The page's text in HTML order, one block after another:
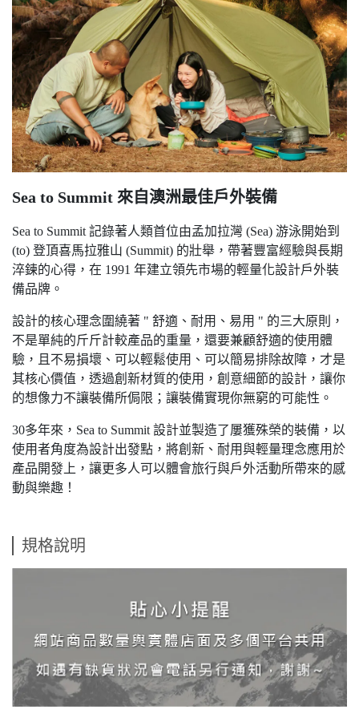
Sea to Summit 來自澳洲最佳戶外裝備
Sea to Summit 記錄著人類首位由孟加拉灣 (Sea) 游泳開始到
(to) 登頂喜馬拉雅山 (Summit) 的壯舉，帶著豐富經驗與長期
淬鍊的心得，在 1991 年建立領先市場的輕量化設計戶外裝
備品牌。
設計的核心理念圍繞著 " 舒適、耐用、易用 " 的三大原則，
不是單純的斤斤計較產品的重量，還要兼顧舒適的使用體
驗，且不易損壞、可以輕鬆使用、可以簡易排除故障，才是
其核心價值，透過創新材質的使用，創意細節的設計，讓你
的想像力不讓裝備所侷限；讓裝備實現你無窮的可能性。
30多年來，Sea to Summit 設計並製造了屢獲殊榮的裝備，以
使用者角度為設計出發點，將創新、耐用與輕量理念應用於
產品開發上，讓更多人可以體會旅行與戶外活動所帶來的感
動與樂趣！
規格說明